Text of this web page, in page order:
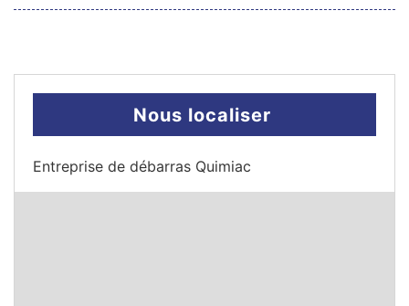
Nous localiser
Entreprise de débarras Quimiac